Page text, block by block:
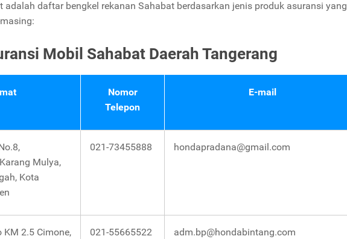
adalah daftar bengkel rekanan Sahabat berdasarkan jenis produk asuransi yang
Mobil Sahabat Daerah Tangerang
Nomor
Telepon
E-mail
Mulya,
Kota
021-73455888 hondapradana@gmail.com
2.5 Cimone,
021-55665522 adm.bp@hondabintang.com